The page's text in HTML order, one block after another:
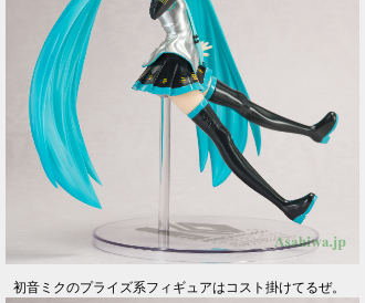
初音ミクのプライズ系フィギュアはコスト掛けてるぜ。